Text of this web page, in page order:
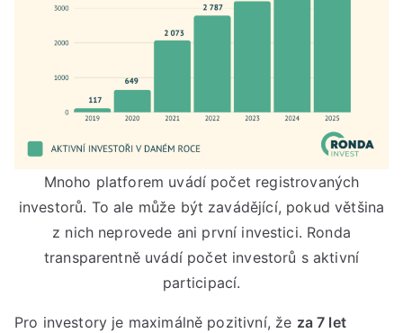
Mnoho platforem uvádí počet registrovaných
investorů. To ale může být zavádějící, pokud většina
z nich neprovede ani první investici. Ronda
transparentně uvádí počet investorů s aktivní
participací.
Pro investory je maximálně pozitivní, že za 7 let